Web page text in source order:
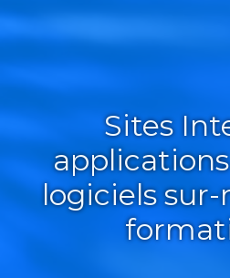
Sites
logiciels